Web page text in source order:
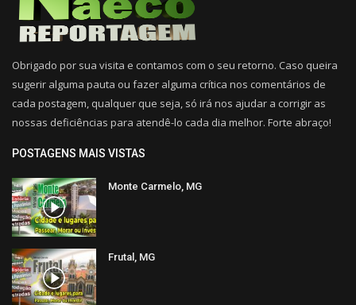
Obrigado por sua visita e contamos com o seu retorno. Caso queira
sugerir alguma pauta ou fazer alguma crítica nos comentários de
cada postagem, qualquer que seja, só irá nos ajudar a corrigir as
nossas deficiências para atendê-lo cada dia melhor. Forte abraço!
POSTAGENS MAIS VISTAS
Monte Carmelo, MG
Frutal, MG